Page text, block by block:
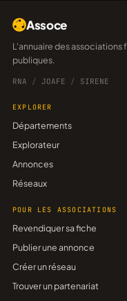
Assoce
L'annuaire des associations françaises, construit sur les données
publiques.
RNA / JOAFE / SIRENE
EXPLORER
Départements
Explorateur
Annonces
Réseaux
POUR LES ASSOCIATIONS
Revendiquer sa fiche
Publier une annonce
Créer un réseau
Trouver un partenariat